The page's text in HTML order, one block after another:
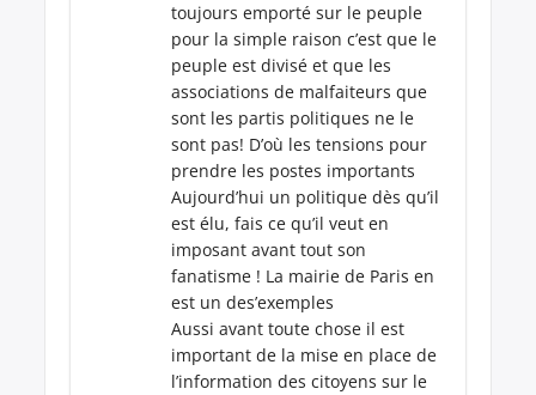
toujours emporté sur le peuple
pour la simple raison c’est que le
peuple est divisé et que les
associations de malfaiteurs que
sont les partis politiques ne le
sont pas! D’où les tensions pour
prendre les postes importants
Aujourd’hui un politique dès qu’il
est élu, fais ce qu’il veut en
imposant avant tout son
fanatisme ! La mairie de Paris en
est un des’exemples
Aussi avant toute chose il est
important de la mise en place de
l’information des citoyens sur le